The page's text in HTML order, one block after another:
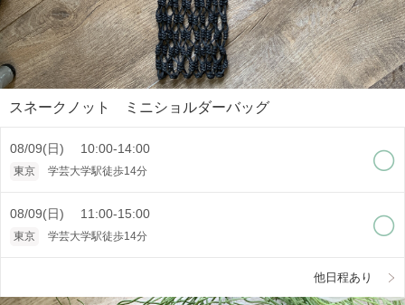
スネークノット ミニショルダーバッグ
08/09(日) 10:00-14:00
東京 学芸大学駅徒歩14分
08/09(日) 11:00-15:00
東京 学芸大学駅徒歩14分
他日程あり